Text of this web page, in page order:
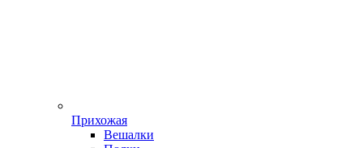
Прихожая
Вешалки